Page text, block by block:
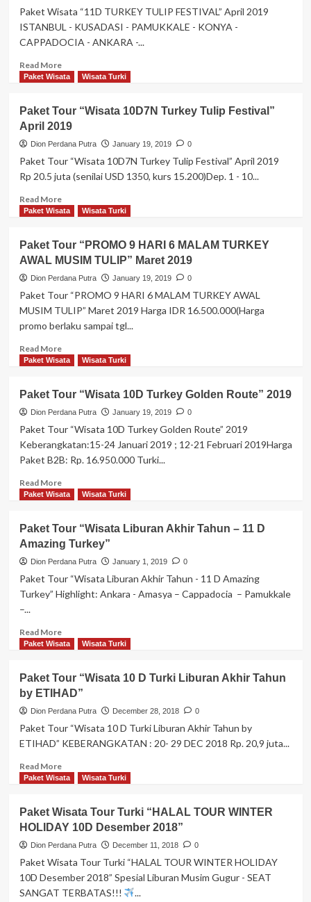
TULIP
Maret
/
2019
Paket Wisata “11D TURKEY TULIP FESTIVAL” April 2019
ISTANBUL - KUSADASI - PAMUKKALE - KONYA -
CAPPADOCIA - ANKARA -...
Read MoreRead
more
Wisata
“11D
TURKEY
TULIP
April
Paket Wisata Wisata Turki
Paket Tour “Wisata 10D7N Turkey Tulip Festival”
April 2019
Dion Perdana Putra January 19, 2019 0
Paket Tour “Wisata 10D7N Turkey Tulip Festival” April 2019
Rp 20.5 juta (senilai USD 1350, kurs 15.200)Dep. 1 - 10...
Read MoreRead
more
Tour
“Wisata
10D7N
Turkey
Festival”
April
Paket Wisata Wisata Turki
Paket Tour “PROMO 9 HARI 6 MALAM TURKEY
AWAL MUSIM TULIP” Maret 2019
Dion Perdana Putra January 19, 2019 0
Paket Tour “PROMO 9 HARI 6 MALAM TURKEY AWAL
MUSIM TULIP” Maret 2019 Harga IDR 16.500.000(Harga
promo berlaku sampai tgl...
Read MoreRead
more
Tour
“PROMO
9
HARI
6
MALAM
AWAL
Maret
2019
Paket Wisata Wisata Turki
Paket Tour “Wisata 10D Turkey Golden Route” 2019
Dion Perdana Putra January 19, 2019 0
Paket Tour “Wisata 10D Turkey Golden Route” 2019
Keberangkatan:15-24 Januari 2019 ; 12-21 Februari 2019Harga
Paket B2B: Rp. 16.950.000 Turki...
Read MoreRead
more
Tour
“Wisata
10D
Turkey
Route”
Paket Wisata Wisata Turki
Paket Tour “Wisata Liburan Akhir Tahun – 11 D
Amazing Turkey”
Dion Perdana Putra January 1, 2019 0
Paket Tour “Wisata Liburan Akhir Tahun - 11 D Amazing
Turkey” Highlight: Ankara - Amasya – Cappadocia – Pamukkale
–...
Read MoreRead
more
Tour
“Wisata
Liburan
Akhir
–
D
Paket Wisata Wisata Turki
Paket Tour “Wisata 10 D Turki Liburan Akhir Tahun
by ETIHAD”
Dion Perdana Putra December 28, 2018 0
Paket Tour “Wisata 10 D Turki Liburan Akhir Tahun by
ETIHAD” KEBERANGKATAN : 20- 29 DEC 2018 Rp. 20,9 juta...
Read MoreRead
more
Tour
“Wisata
10
Liburan
Akhir
Paket Wisata Wisata Turki
Paket Wisata Tour Turki “HALAL TOUR WINTER
HOLIDAY 10D Desember 2018”
Dion Perdana Putra December 11, 2018 0
Paket Wisata Tour Turki “HALAL TOUR WINTER HOLIDAY
10D Desember 2018” Spesial Liburan Musim Gugur - SEAT
SANGAT TERBATAS!!!
...